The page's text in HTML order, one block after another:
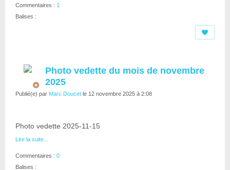
Commentaires : 1
Balises :
Photo vedette du mois de novembre
2025
Publié(e) par Marc Doucet le 12 novembre 2025 à 2:08
Photo vedette 2025-11-15
Lire la suite...
Commentaires : 0
Balises :